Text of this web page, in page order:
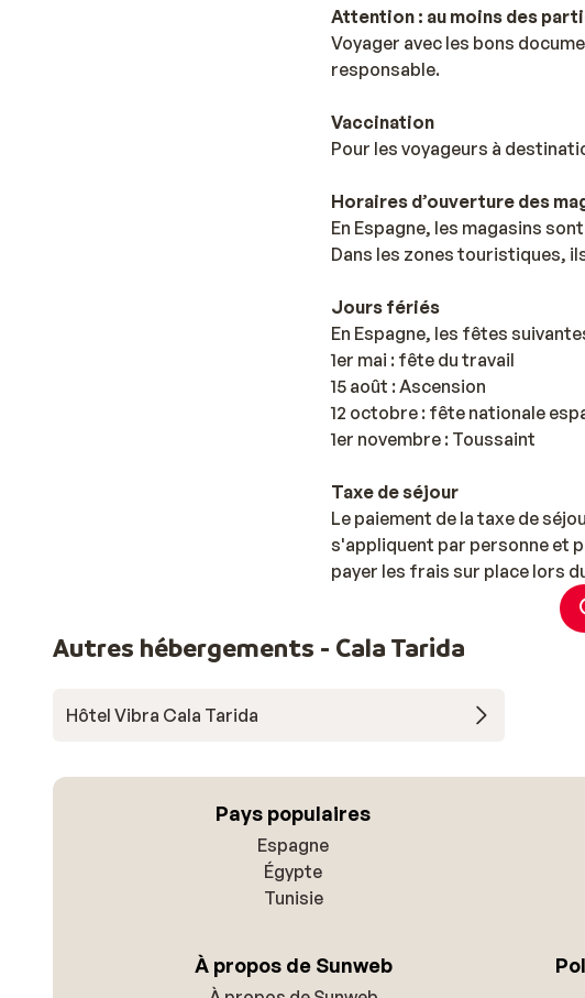
Attention : au moins des
Voyager avec les bons
responsable.
Vaccination
Pour les voyageurs à
Horaires d’ouverture des
En Espagne, les magasins
Dans les zones touristiques,
Jours fériés
En Espagne, les fêtes
1er mai : fête du travail
15 août : Ascension
12 octobre : fête nationale
1er novembre : Toussaint
Taxe de séjour
Le paiement de la taxe de
s'appliquent par personne et
payer les frais sur place lors
Autres hébergements - Cala Tarida
Hôtel Vibra Cala Tarida
Pays populaires
Espagne
Égypte
Tunisie
À propos de Sunweb